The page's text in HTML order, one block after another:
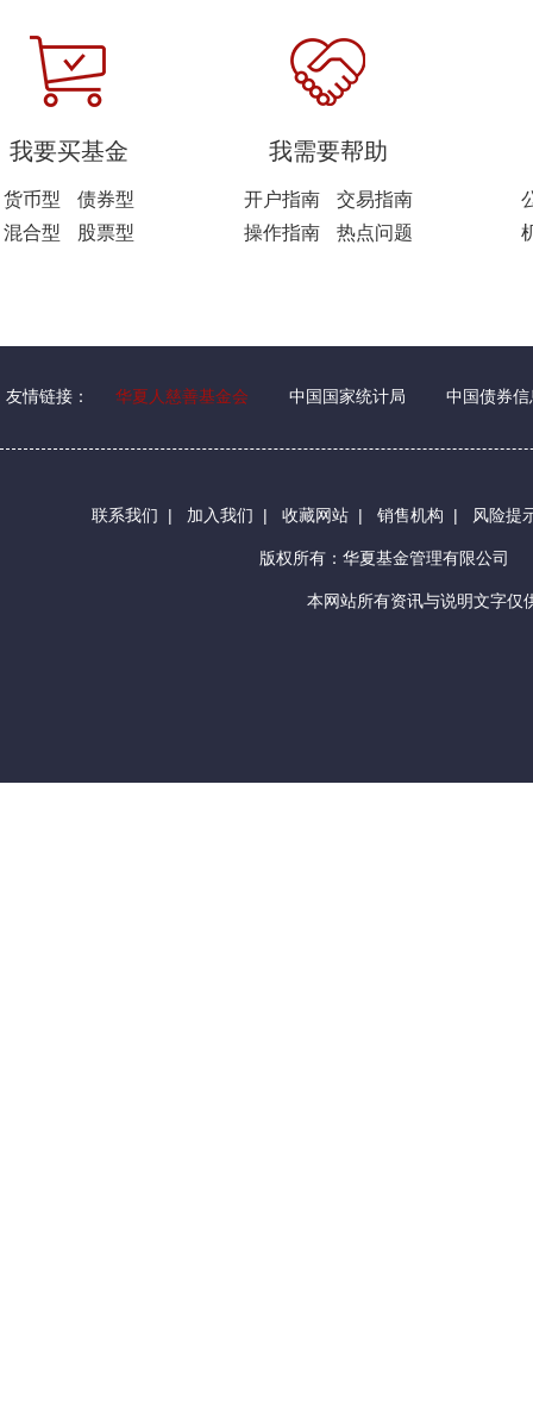
我要买基金
货币型
债券型
混合型
股票型
我需要帮助
开户指南
交易指南
操作指南
热点问题
友情链接： 华夏人慈善基金会 中国国家统计局 中国债券信
联系我们 | 加入我们 | 收藏网站 | 销售机构 | 风险提
版权所有：华夏基金管理有限公司
本网站所有资讯与说明文字仅